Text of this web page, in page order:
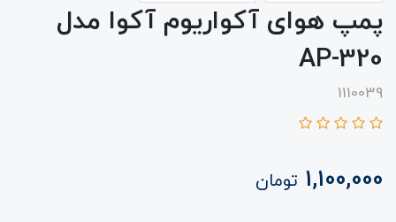
پمپ هوای آکواریوم آکوا مدل
AP-320
1110039
1,100,000 تومان